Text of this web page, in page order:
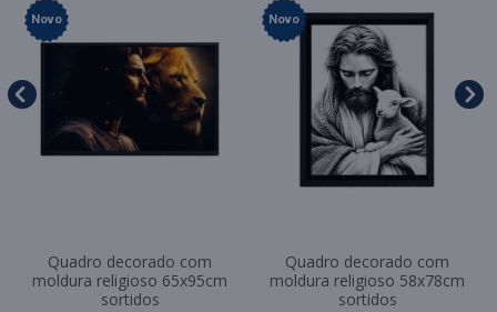
Novo
Quadro decorado com
moldura religioso 65x95cm
sortidos
Novo
Quadro decorado com
moldura religioso 58x78cm
sortidos